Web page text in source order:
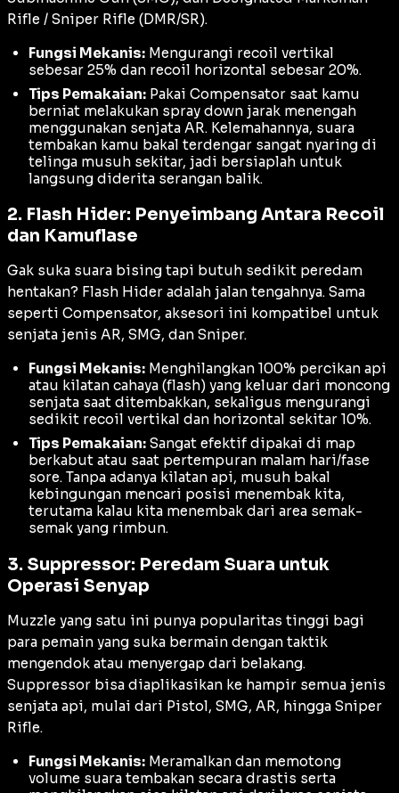
Rifle / Sniper Rifle (DMR/SR).
Fungsi Mekanis: Mengurangi recoil vertikal
sebesar 25% dan recoil horizontal sebesar 20%.
Tips Pemakaian: Pakai Compensator saat kamu
berniat melakukan spray down jarak menengah
menggunakan senjata AR. Kelemahannya, suara
tembakan kamu bakal terdengar sangat nyaring di
telinga musuh sekitar, jadi bersiaplah untuk
langsung diderita serangan balik.
2. Flash Hider: Penyeimbang Antara Recoil
dan Kamuflase
Gak suka suara bising tapi butuh sedikit peredam
hentakan? Flash Hider adalah jalan tengahnya. Sama
seperti Compensator, aksesori ini kompatibel untuk
senjata jenis AR, SMG, dan Sniper.
Fungsi Mekanis: Menghilangkan 100% percikan api
atau kilatan cahaya (flash) yang keluar dari moncong
senjata saat ditembakkan, sekaligus mengurangi
sedikit recoil vertikal dan horizontal sekitar 10%.
Tips Pemakaian: Sangat efektif dipakai di map
berkabut atau saat pertempuran malam hari/fase
sore. Tanpa adanya kilatan api, musuh bakal
kebingungan mencari posisi menembak kita,
terutama kalau kita menembak dari area semak-
semak yang rimbun.
3. Suppressor: Peredam Suara untuk
Operasi Senyap
Muzzle yang satu ini punya popularitas tinggi bagi
para pemain yang suka bermain dengan taktik
mengendok atau menyergap dari belakang.
Suppressor bisa diaplikasikan ke hampir semua jenis
senjata api, mulai dari Pistol, SMG, AR, hingga Sniper
Rifle.
Fungsi Mekanis: Meramalkan dan memotong
volume suara tembakan secara drastis serta